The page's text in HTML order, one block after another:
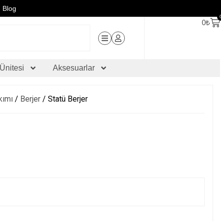
Blog
0₺
Aksesuarlar
/ Berjer / Statü Berjer